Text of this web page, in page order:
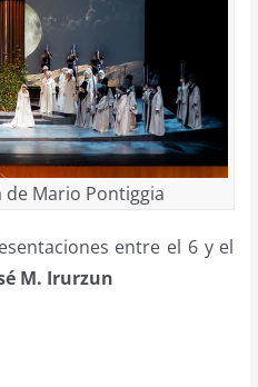
de Mario Pontiggia
entre el 6 y el
M. Irurzun